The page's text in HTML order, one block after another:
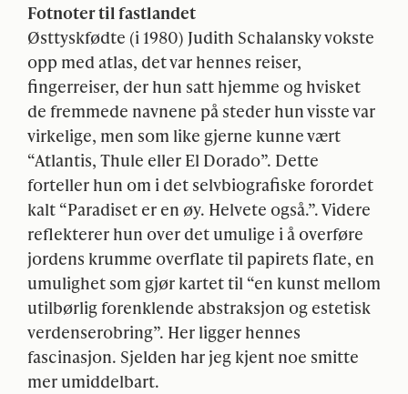
Fotnoter til fastlandet
Østtyskfødte (i 1980) Judith Schalansky vokste
opp med atlas, det var hennes reiser,
fingerreiser, der hun satt hjemme og hvisket
de fremmede navnene på steder hun visste var
virkelige, men som like gjerne kunne vært
“Atlantis, Thule eller El Dorado”. Dette
forteller hun om i det selvbiografiske forordet
kalt “Paradiset er en øy. Helvete også.”. Videre
reflekterer hun over det umulige i å overføre
jordens krumme overflate til papirets flate, en
umulighet som gjør kartet til “en kunst mellom
utilbørlig forenklende abstraksjon og estetisk
verdenserobring”. Her ligger hennes
fascinasjon. Sjelden har jeg kjent noe smitte
mer umiddelbart.